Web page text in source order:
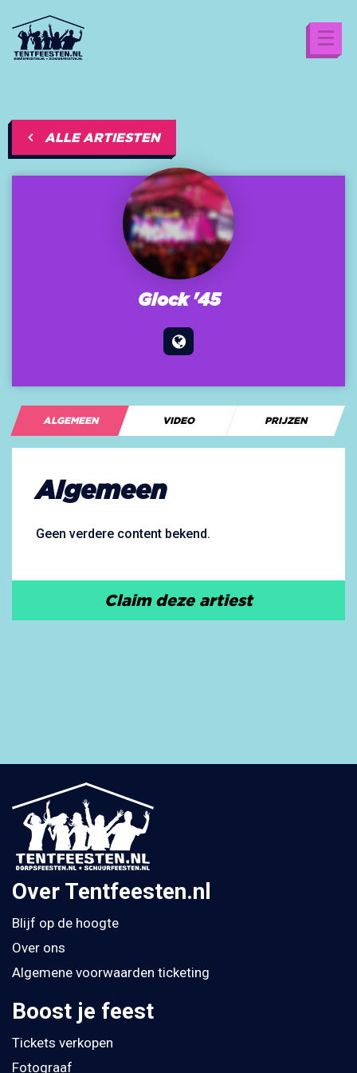
ALLE ARTIESTEN
Glock '45
ALGEMEEN VIDEO PRIJZEN
Algemeen
Geen verdere content bekend.
Claim deze artiest
Over Tentfeesten.nl
Blijf op de hoogte
Over ons
Algemene voorwaarden ticketing
Boost je feest
Tickets verkopen
Fotograaf